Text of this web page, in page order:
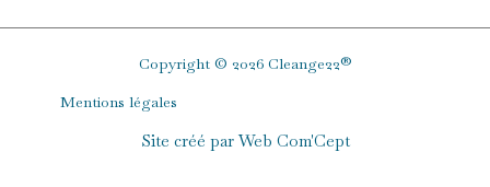
Copyright © 2026 Cleange22®
Mentions légales
Site créé par Web Com'Cept